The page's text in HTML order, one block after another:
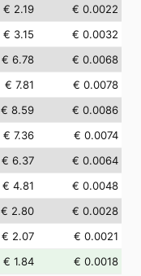
€ 2.19
€ 0.0022
€ 3.15
€ 0.0032
€ 6.78
€ 0.0068
€ 7.81
€ 0.0078
€ 8.59
€ 0.0086
€ 7.36
€ 0.0074
€ 6.37
€ 0.0064
€ 4.81
€ 0.0048
€ 2.80
€ 0.0028
€ 2.07
€ 0.0021
€ 1.84 € 0.0018